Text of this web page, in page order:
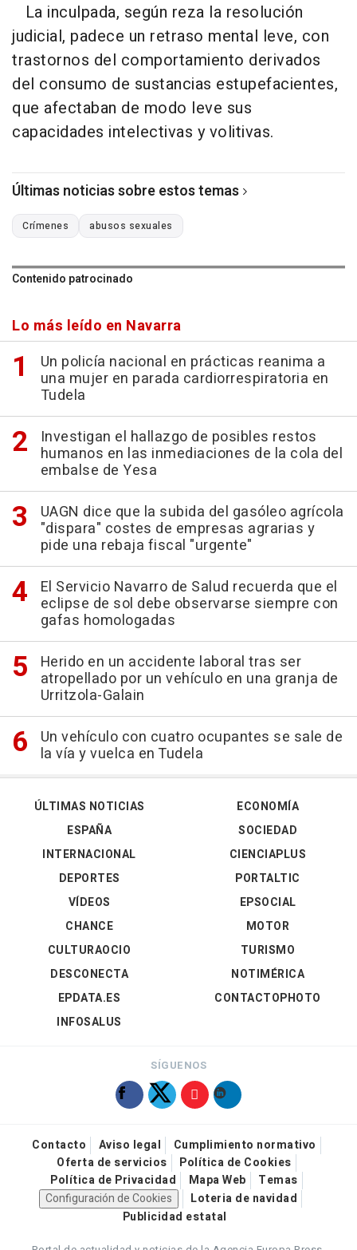
La inculpada, según reza la resolución
judicial, padece un retraso mental leve, con
trastornos del comportamiento derivados
del consumo de sustancias estupefacientes,
que afectaban de modo leve sus
capacidades intelectivas y volitivas.
Últimas noticias sobre estos temas
Crímenes abusos sexuales
Contenido patrocinado
Lo más leído en Navarra
Un policía nacional en prácticas reanima a
una mujer en parada cardiorrespiratoria en
Tudela
Investigan el hallazgo de posibles restos
humanos en las inmediaciones de la cola del
embalse de Yesa
UAGN dice que la subida del gasóleo agrícola
"dispara" costes de empresas agrarias y
pide una rebaja fiscal "urgente"
El Servicio Navarro de Salud recuerda que el
eclipse de sol debe observarse siempre con
gafas homologadas
Herido en un accidente laboral tras ser
atropellado por un vehículo en una granja de
Urritzola-Galain
Un vehículo con cuatro ocupantes se sale de
la vía y vuelca en Tudela
ÚLTIMAS NOTICIAS
ESPAÑA
INTERNACIONAL
DEPORTES
VÍDEOS
ECONOMÍA
SOCIEDAD
CIENCIAPLUS
PORTALTIC
EPSOCIAL
CHANCE
CULTURAOCIO
DESCONECTA
EPDATA.ES
INFOSALUS
MOTOR
TURISMO
NOTIMÉRICA
CONTACTOPHOTO
SÍGUENOS
Contacto Aviso legal
Cumplimiento normativo
Oferta de servicios
Política de Cookies
Política de Privacidad
Mapa Web
Temas
Configuración de Cookies
Loteria de navidad
Publicidad estatal